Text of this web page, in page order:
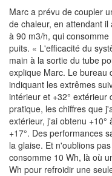
Marc a prévu de coupler
de chaleur, en attendant
à 90 m3/h, qui
puits. « L'efficacité du
main à la sortie du tube
explique Marc. Le bureau
indiquant les extrêmes
intérieur et +32° extérieur
pratique, les chiffres que
extérieur, j'ai obtenu +10°
+17°. Des performances
la glaise. Et n'oublions
consomme 10 Wh, là où
Wh pour refroidir une